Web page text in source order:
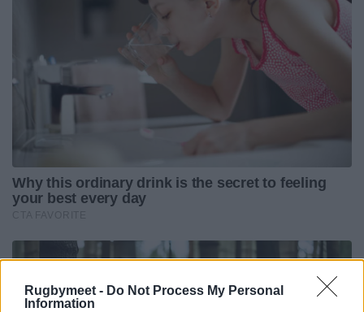
Rugbymeet - Do Not Process My Personal
Information